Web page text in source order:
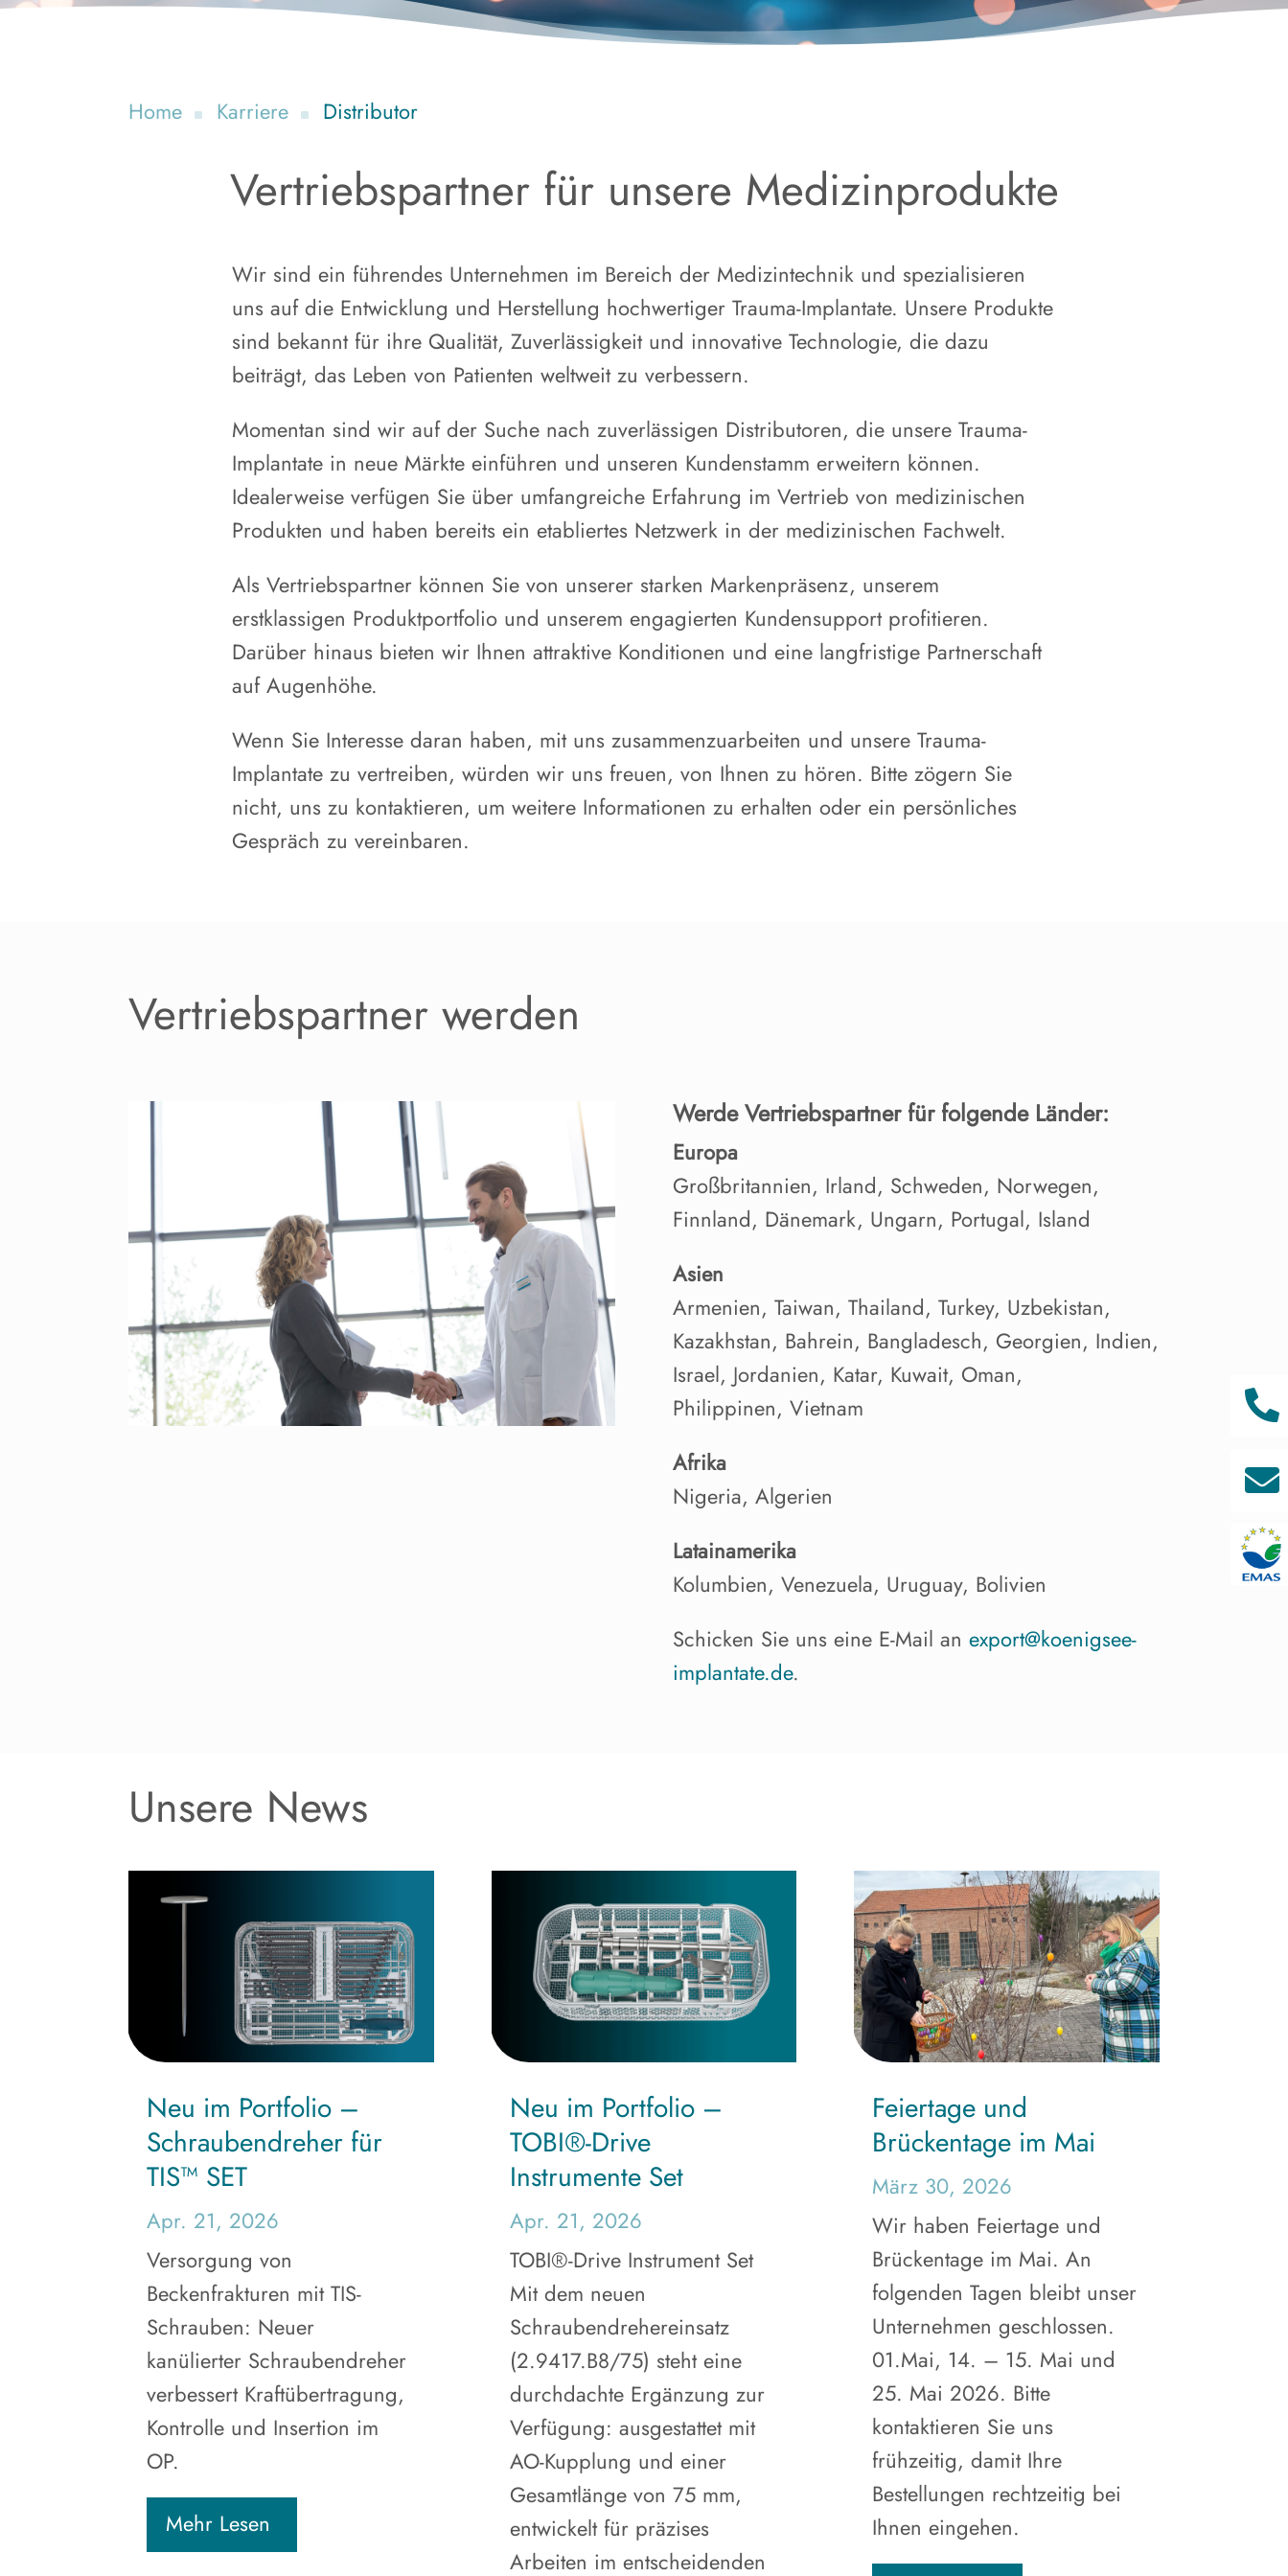
Home Karriere Distributor


^
Vertriebspartner für unsere Medizinprodukte
Wir sind ein führendes Unternehmen im Bereich der Medizintechnik und spezialisieren
uns auf die Entwicklung und Herstellung hochwertiger Trauma-Implantate. Unsere Produkte
sind bekannt für ihre Qualität, Zuverlässigkeit und innovative Technologie, die dazu
beiträgt, das Leben von Patienten weltweit zu verbessern.
Momentan sind wir auf der Suche nach zuverlässigen Distributoren, die unsere Trauma-
Implantate in neue Märkte einführen und unseren Kundenstamm erweitern können.
Idealerweise verfügen Sie über umfangreiche Erfahrung im Vertrieb von medizinischen
Produkten und haben bereits ein etabliertes Netzwerk in der medizinischen Fachwelt.
Als Vertriebspartner können Sie von unserer starken Markenpräsenz, unserem
erstklassigen Produktportfolio und unserem engagierten Kundensupport profitieren.
Darüber hinaus bieten wir Ihnen attraktive Konditionen und eine langfristige Partnerschaft
auf Augenhöhe.
Wenn Sie Interesse daran haben, mit uns zusammenzuarbeiten und unsere Trauma-
Implantate zu vertreiben, würden wir uns freuen, von Ihnen zu hören. Bitte zögern Sie
nicht, uns zu kontaktieren, um weitere Informationen zu erhalten oder ein persönliches
Gespräch zu vereinbaren.
Vertriebspartner werden
Werde Vertriebspartner für folgende Länder:
Europa
Großbritannien, Irland, Schweden, Norwegen,
Finnland, Dänemark, Ungarn, Portugal, Island
Asien
Armenien, Taiwan, Thailand, Turkey, Uzbekistan,
Kazakhstan, Bahrein, Bangladesch, Georgien, Indien,
Israel, Jordanien, Katar, Kuwait, Oman,
Philippinen, Vietnam
Afrika
Nigeria, Algerien
Latainamerika
Kolumbien, Venezuela, Uruguay, Bolivien
Schicken Sie uns eine E-Mail an export@koenigsee-
implantate.de.
Unsere News
Neu im Portfolio –
Schraubendreher für
TIS™ SET
Apr. 21, 2026
Versorgung von
Beckenfrakturen mit TIS-
Schrauben: Neuer
kanülierter Schraubendreher
verbessert Kraftübertragung,
Kontrolle und Insertion im
OP.
Mehr Lesen
Neu im Portfolio –
TOBI®-Drive
Instrumente Set
Apr. 21, 2026
TOBI®-Drive Instrument Set
Mit dem neuen
Schraubendrehereinsatz
(2.9417.B8/75) steht eine
durchdachte Ergänzung zur
Verfügung: ausgestattet mit
AO-Kupplung und einer
Gesamtlänge von 75 mm,
entwickelt für präzises
Arbeiten im entscheidenden
Feiertage und
Brückentage im Mai
März 30, 2026
Wir haben Feiertage und
Brückentage im Mai. An
folgenden Tagen bleibt unser
Unternehmen geschlossen.
01.Mai, 14. – 15. Mai und
25. Mai 2026. Bitte
kontaktieren Sie uns
frühzeitig, damit Ihre
Bestellungen rechtzeitig bei
Ihnen eingehen.